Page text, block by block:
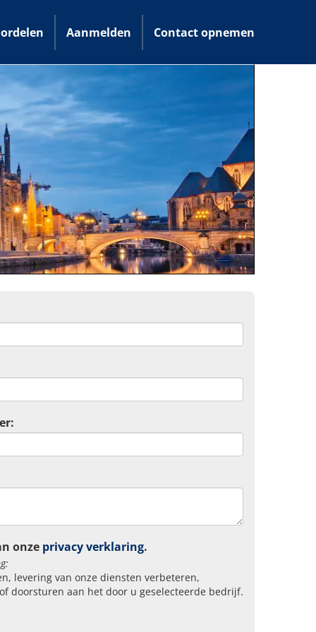
Aanmelden Contact opnemen
onze privacy verklaring.
levering van onze diensten verbeteren,
doorsturen aan het door u geselecteerde bedrijf.